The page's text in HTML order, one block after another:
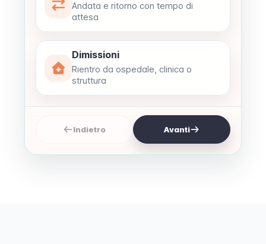
Andata e ritorno con tempo di
attesa
Dimissioni
Rientro da ospedale, clinica o
struttura
Indietro Avanti